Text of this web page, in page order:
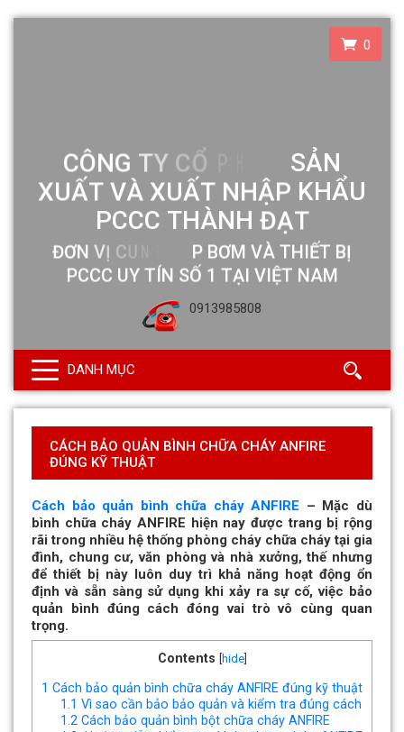
0
0913985808
DANH MỤC
CÁCH BẢO QUẢN BÌNH CHỮA CHÁY ANFIRE
ĐÚNG KỸ THUẬT
Cách bảo quản bình chữa cháy ANFIRE – Mặc dù
bình chữa cháy ANFIRE hiện nay được trang bị rộng
rãi trong nhiều hệ thống phòng cháy chữa cháy tại gia
đình, chung cư, văn phòng và nhà xưởng, thế nhưng
để thiết bị này luôn duy trì khả năng hoạt động ổn
định và sẵn sàng sử dụng khi xảy ra sự cố, việc bảo
quản bình đúng cách đóng vai trò vô cùng quan
trọng.
Contents hide]
1 Cách bảo quản bình chữa cháy ANFIRE đúng kỹ thuật
1.1 Vì sao cần bảo bảo quản và kiểm tra đúng cách
1.2 Cách bảo quản bình bột chữa cháy ANFIRE